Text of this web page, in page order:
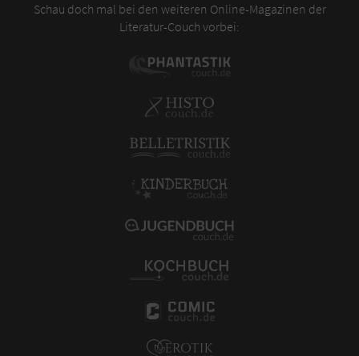
Schau doch mal bei den weiteren Online-Magazinen der
Literatur-Couch vorbei: